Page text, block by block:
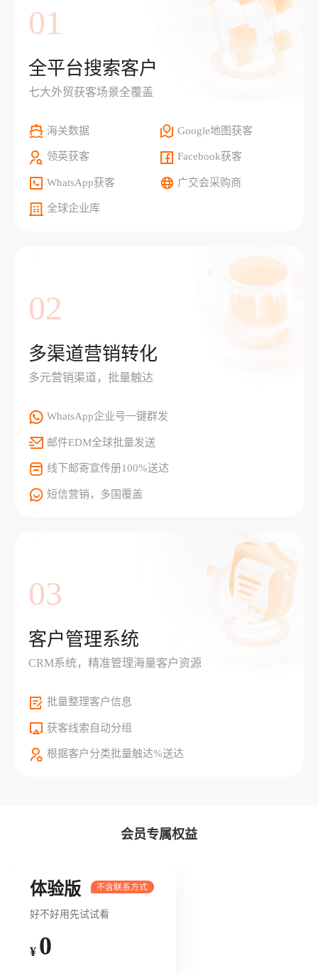
01
全平台搜索客户
七大外贸获客场景全覆盖
海关数据 Google地图获客
领英获客 Facebook获客
WhatsApp获客 广交会采购商
全球企业库
02
多渠道营销转化
多元营销渠道，批量触达
WhatsApp企业号一键群发
邮件EDM全球批量发送
线下邮寄宣传册100%送达
短信营销，多国覆盖
03
客户管理系统
CRM系统，精准管理海量客户资源
批量整理客户信息
获客线索自动分组
根据客户分类批量触达%送达
会员专属权益
体验版
好不好用先试试看
¥ 0